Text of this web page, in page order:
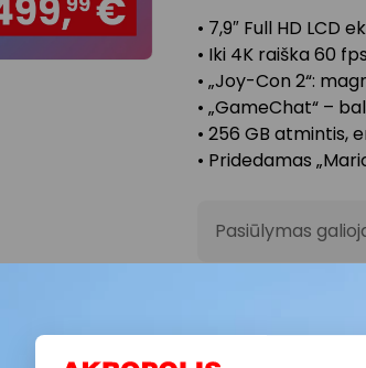
• 7,9″ Full HD LCD
• Iki 4K raiška 60
• „Joy-Con 2“:
• „GameChat“ –
• 256 GB atmintis,
• Pridedamas
Pasiūlymas